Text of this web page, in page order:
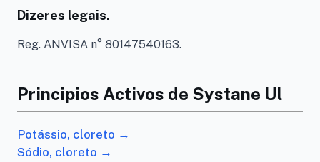
Dizeres legais.
Reg. ANVISA n° 80147540163.
Principios Activos de Systane Ul
Potássio, cloreto →
Sódio, cloreto →